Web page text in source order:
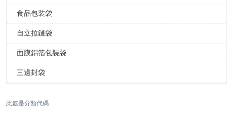
食品包裝袋
面膜鋁箔包裝袋
公司資訊
關于我們
在線留言
食品包裝袋
自立拉鏈袋
面膜鋁箔包裝袋
三邊封袋
此處是分類代碼